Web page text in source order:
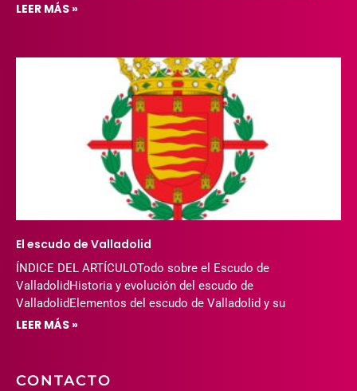
LEER MÁS »
El escudo de Valladolid
ÍNDICE DEL ARTÍCULOTodo sobre el Escudo de
ValladolidHistoria y evolución del escudo de
ValladolidElementos del escudo de Valladolid y su
LEER MÁS »
CONTACTO